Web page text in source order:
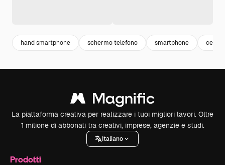
hand smartphone schermo telefono smartphone
La piattaforma creativa per realizzare i tuoi migliori lavori. Oltre
1 milione di abbonati tra creativi, imprese, agenzie e studi.
Italiano
Prodotti